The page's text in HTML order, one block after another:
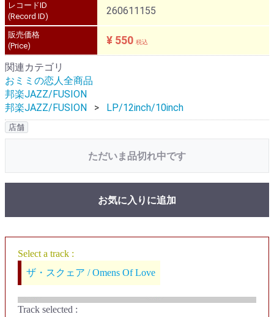
レコードID
(Record ID)
260611155
販売価格
(Price)
¥ 550 税込
関連カテゴリ
おミミの恋人全商品
邦楽JAZZ/FUSION
邦楽JAZZ/FUSION
LP/12inch/10inch
店舗
ただいま品切れ中です
お気に入りに追加
Select a track :
ザ・スクェア / Omens Of Love
Track selected :